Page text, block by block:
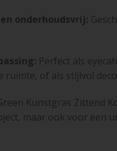
onderhoudsvrij:
Perfect als
ruimte, of als stijlvol
Kunstgras Zittend
maar ook voor een